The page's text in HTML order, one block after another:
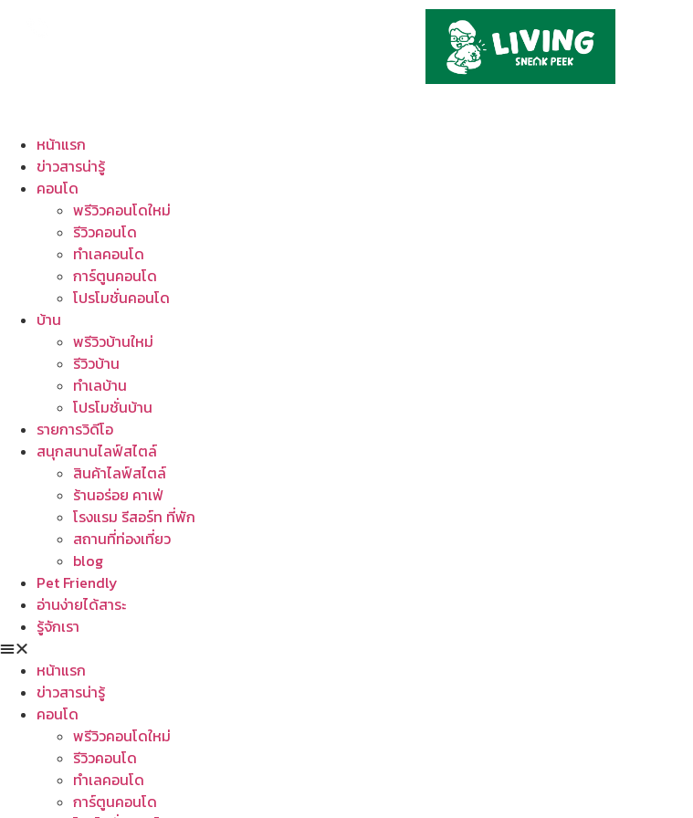
หน้าแรก
ข่าวสารน่ารู้
คอนโด
พรีวิวคอนโดใหม่
รีวิวคอนโด
ทำเลคอนโด
การ์ตูนคอนโด
โปรโมชั่นคอนโด
บ้าน
พรีวิวบ้านใหม่
รีวิวบ้าน
ทำเลบ้าน
โปรโมชั่นบ้าน
รายการวิดีโอ
สนุกสนานไลฟ์สไตล์
สินค้าไลฟ์สไตล์
ร้านอร่อย คาเฟ่
โรงแรม รีสอร์ท ที่พัก
สถานที่ท่องเที่ยว
blog
Pet Friendly
อ่านง่ายได้สาระ
รู้จักเรา
หน้าแรก
ข่าวสารน่ารู้
คอนโด
พรีวิวคอนโดใหม่
รีวิวคอนโด
ทำเลคอนโด
การ์ตูนคอนโด